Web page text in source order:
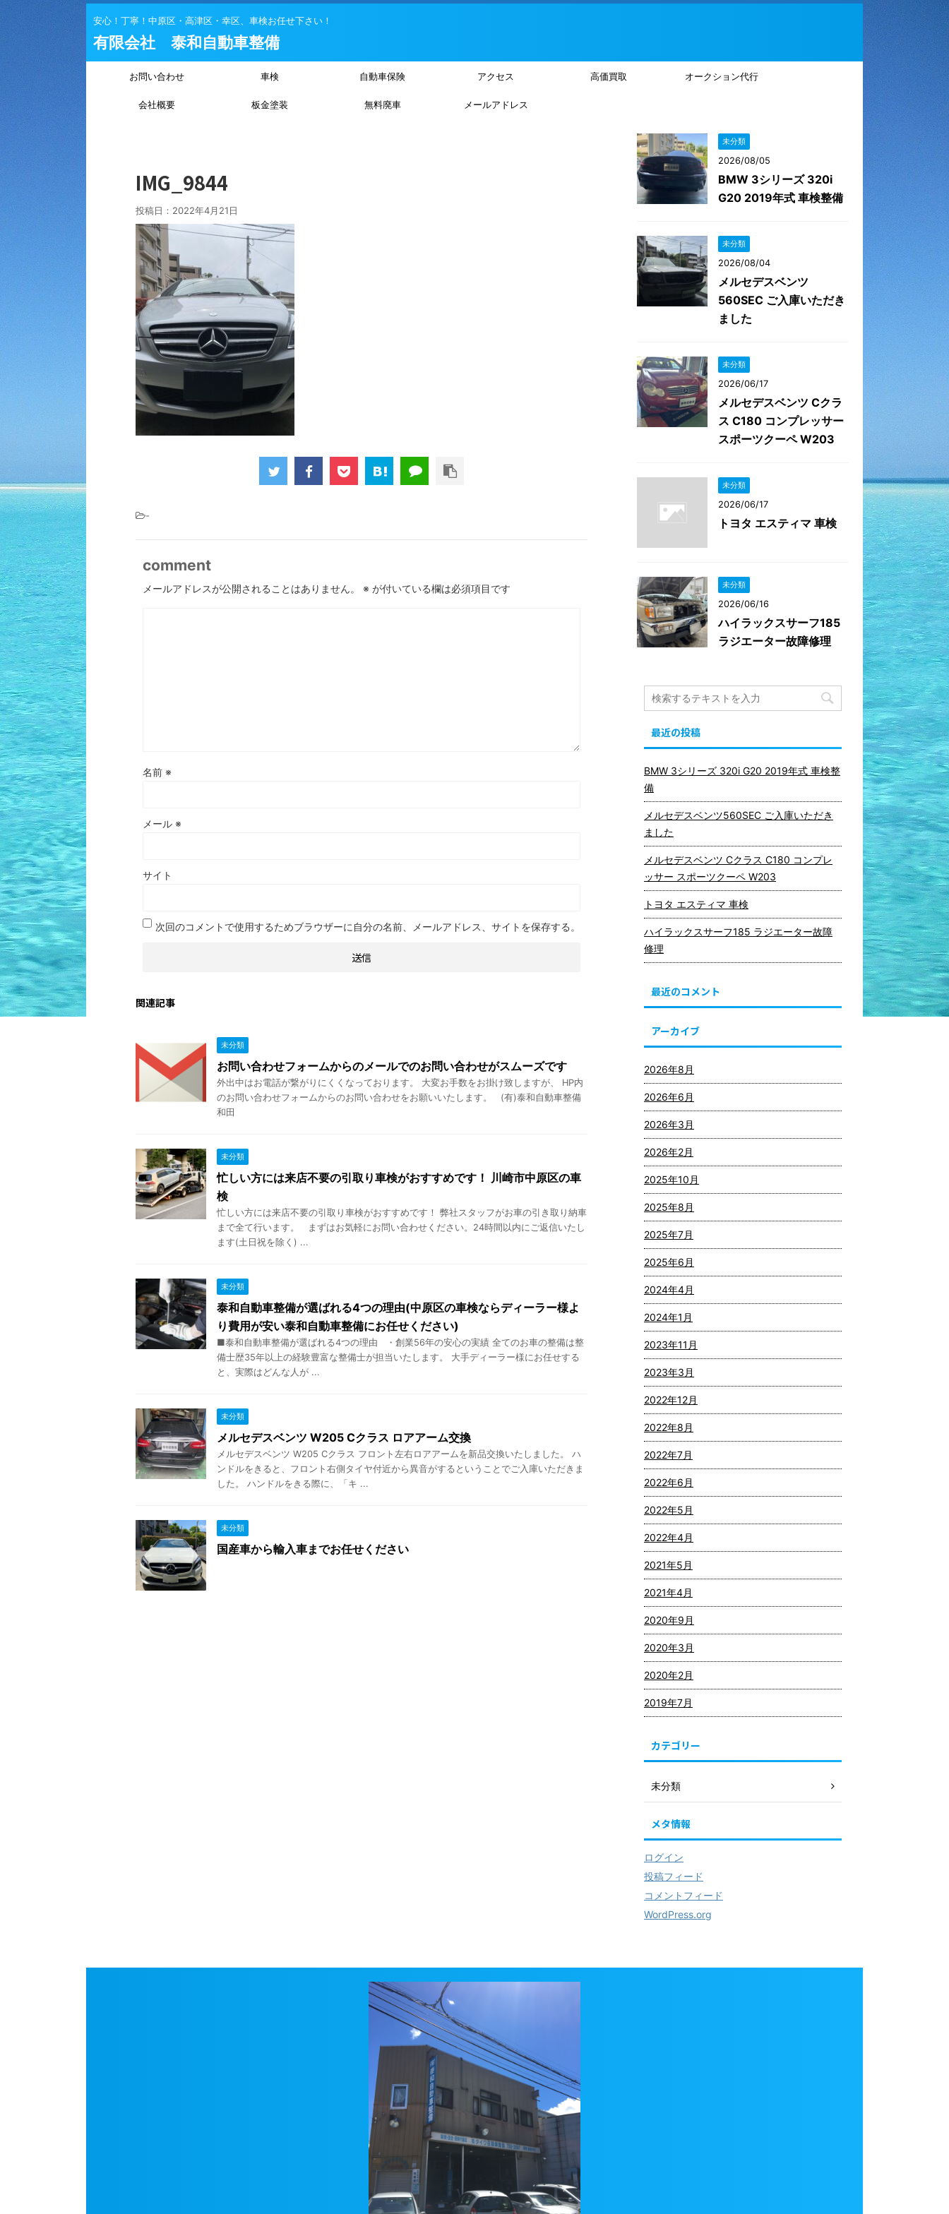
安心！丁寧！中原区・高津区・幸区、車検お任せ下さい！
有限会社 泰和自動車整備
お問い合わせ 車検 自動車保険 アクセス 高価買取 オークション代行
会社概要 板金塗装 無料廃車 メールアドレス
IMG_9844
投稿日： 2022年4月21日
-
comment
メールアドレスが公開されることはありません。 ※ が付いている欄は必須項目です
名前 ※
メール ※
サイト
次回のコメントで使用するためブラウザーに自分の名前、メールアドレス、サイトを保存する。
関連記事
未分類
お問い合わせフォームからのメールでのお問い合わせがスムーズです
外出中はお電話が繋がりにくくなっております。 大変お手数をお掛け致しますが、 HP内
のお問い合わせフォームからのお問い合わせをお願いいたします。 (有)泰和自動車整備
和田
未分類
忙しい方には来店不要の引取り車検がおすすめです！ 川崎市中原区の車
検
忙しい方には来店不要の引取り車検がおすすめです！ 弊社スタッフがお車の引き取り納車
まで全て行います。 まずはお気軽にお問い合わせください。24時間以内にご返信いたし
ます(土日祝を除く) ...
未分類
泰和自動車整備が選ばれる4つの理由(中原区の車検ならディーラー様よ
り費用が安い泰和自動車整備にお任せください)
■泰和自動車整備が選ばれる4つの理由 ・創業56年の安心の実績 全てのお車の整備は整
備士歴35年以上の経験豊富な整備士が担当いたします。 大手ディーラー様にお任せする
と、実際はどんな人が ...
未分類
メルセデスベンツ W205 Cクラス ロアアーム交換
メルセデスベンツ W205 Cクラス フロント左右ロアアームを新品交換いたしました。 ハ
ンドルをきると、フロント右側タイヤ付近から異音がするということでご入庫いただきま
した。 ハンドルをきる際に、「キ ...
未分類
国産車から輸入車までお任せください
未分類
2026/08/05
BMW 3シリーズ 320i
G20 2019年式 車検整備
未分類
2026/08/04
メルセデスベンツ
560SEC ご入庫いただき
ました
未分類
2026/06/17
メルセデスベンツ Cクラ
ス C180 コンプレッサー
スポーツクーペ W203
未分類
2026/06/17
トヨタ エスティマ 車検
未分類
2026/06/16
ハイラックスサーフ185
ラジエーター故障修理
最近の投稿
BMW 3シリーズ 320i G20 2019年式 車検整
備
メルセデスベンツ560SEC ご入庫いただき
ました
メルセデスベンツ Cクラス C180 コンプレ
ッサー スポーツクーペ W203
トヨタ エスティマ 車検
ハイラックスサーフ185 ラジエーター故障
修理
最近のコメント
アーカイブ
2026年8月
2026年6月
2026年3月
2026年2月
2025年10月
2025年8月
2025年7月
2025年6月
2024年4月
2024年1月
2023年11月
2023年3月
2022年12月
2022年8月
2022年7月
2022年6月
2022年5月
2022年4月
2021年5月
2021年4月
2020年9月
2020年3月
2020年2月
2019年7月
カテゴリー
未分類
メタ情報
ログイン
投稿フィード
コメントフィード
WordPress.org